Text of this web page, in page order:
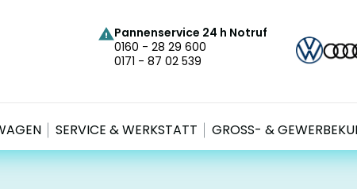
Pannenservice 24 h Notruf
0160 - 28 29 600
0171 - 87 02 539
SERVICE & WERKSTATT GROSS- &